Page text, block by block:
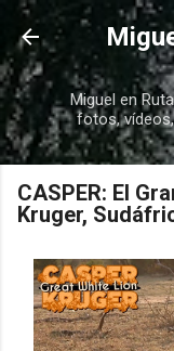
Miguel en
fotos,
CASPER: El
Kruger,